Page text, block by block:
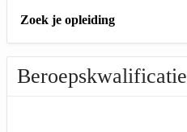
Zoek je opleiding
Beroepskwalificatie